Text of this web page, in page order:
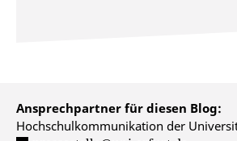
Ansprechpartner für diesen Blog:
Hochschulkommunikation der